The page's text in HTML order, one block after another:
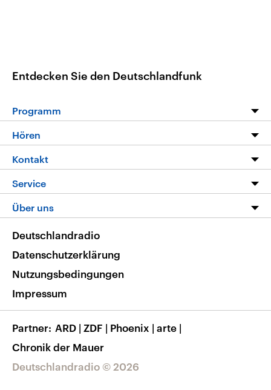
Entdecken Sie den Deutschlandfunk
Programm
Programm
Die Nachrichten
Nachrichtenleicht
Neue Beiträge auf dlf.de
Hören
Livestream
Podcasts
Deutschlandfunk App
Nachrichten App
Frequenzen
Kontakt
Hörerservice
Service
FAQ
Veranstaltungen
Musikliste
RSS
Über uns
Barrierefreiheit
Deutschlandradio © 2026
Deutschlandradio
Datenschutzerklärung
Nutzungsbedingungen
Impressum
Partner ARD | ZDF | Phoenix | arte |
Chronik der Mauer